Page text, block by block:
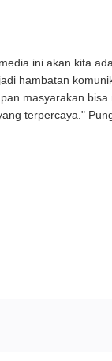
ini akan kita
hambatan
masyarakan
terpercaya."